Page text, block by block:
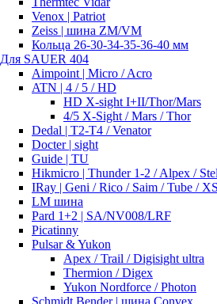
Venox | Patriot
Zeiss | шина ZM/VM
Кольца 26-30-34-35-36-40 мм
Для SAUER 404
Aimpoint | Micro / Acro
ATN | 4 / 5 / HD
HD X-sight I+II/Thor/Mars
4/5 X-Sight / Mars / Thor
Dedal | T2-T4 / Venator
Docter | sight
Guide | TU
Hikmicro | Thunder 1-2 / Alpex /
IRay | Geni / Rico / Saim / Tube /
LM шина
Pard 1+2 | SA/NV008/LRF
Picatinny
Pulsar & Yukon
Apex / Trail / Digisight ultra
Thermion / Digex
Yukon Nordforce / Photon
Schmidt Bender | шина Convex